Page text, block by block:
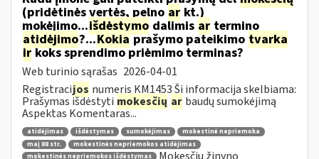
(pridėtinės vertės, pelno ar kt.)
mokėjimo...išdėstymo dalimis ar termino
atidėjimo?...Kokiaprašymo pateikimo tvarka
irkoks sprendimo priėmimo terminas?
Web turinio sąrašas 2026-04-01
Registracijos numeris KM1453 Ši informacija skelbiama:
Prašymas išdėstyti mokesčių ar baudų sumokėjimą
Aspektas Komentaras...
atidėjimas išdėstymas sumokėjimas
mokestinė nepriemoka
maį 88 str.
mokestinės nepriemokos atidėjimas
mokestinės nepriemokos išdėstymas